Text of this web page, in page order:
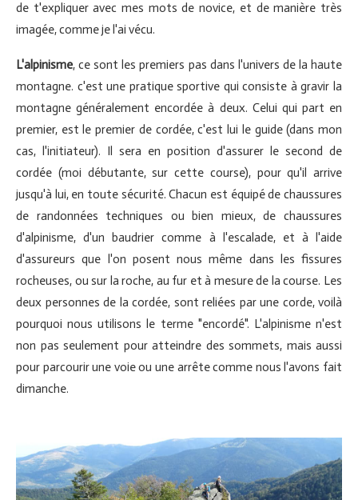
de t'expliquer avec mes mots de novice, et de manière très
imagée, comme je l'ai vécu.
L'alpinisme, ce sont les premiers pas dans l'univers de la haute
montagne. c'est une pratique sportive qui consiste à gravir la
montagne généralement encordée à deux. Celui qui part en
premier, est le premier de cordée, c'est lui le guide (dans mon
cas, l'initiateur). Il sera en position d'assurer le second de
cordée (moi débutante, sur cette course), pour qu'il arrive
jusqu'à lui, en toute sécurité. Chacun est équipé de chaussures
de randonnées techniques ou bien mieux, de chaussures
d'alpinisme, d'un baudrier comme à l'escalade, et à l'aide
d'assureurs que l'on posent nous même dans les fissures
rocheuses, ou sur la roche, au fur et à mesure de la course. Les
deux personnes de la cordée, sont reliées par une corde, voilà
pourquoi nous utilisons le terme "encordé". L'alpinisme n'est
non pas seulement pour atteindre des sommets, mais aussi
pour parcourir une voie ou une arrête comme nous l'avons fait
dimanche.